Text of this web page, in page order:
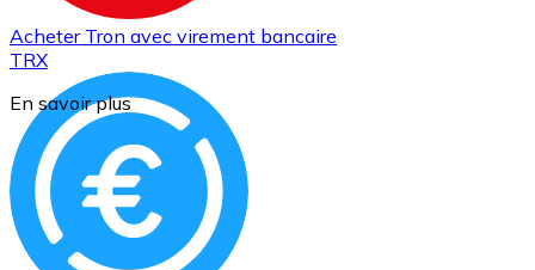
Acheter Tron avec virement bancaire
TRX
En savoir plus